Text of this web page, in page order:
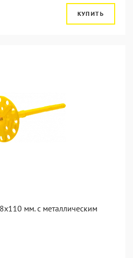
КУПИТЬ
мм. c металлическим